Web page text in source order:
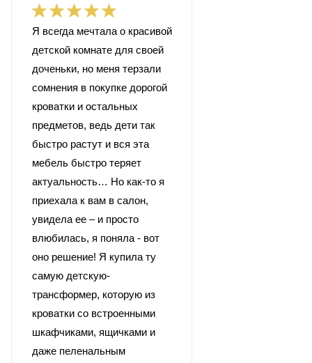
Я всегда мечтала о красивой
детской комнате для своей
доченьки, но меня терзали
сомнения в покупке дорогой
кроватки и остальных
предметов, ведь дети так
быстро растут и вся эта
мебель быстро теряет
актуальность… Но как-то я
приехала к вам в салон,
увидела ее – и просто
влюбилась, я поняла - вот
оно решение! Я купила ту
самую детскую-
трансформер, которую из
кроватки со встроенными
шкафчиками, ящичками и
даже пеленальным